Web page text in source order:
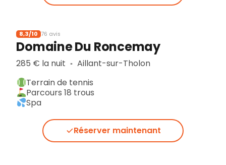
8,3/10 76 avis
Domaine Du Roncemay
285 € la nuit ▪︎ Aillant-sur-Tholon
Terrain de tennis
Parcours 18 trous
Spa
Réserver maintenant